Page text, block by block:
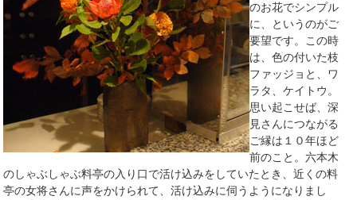
のお花でシンプル
に、というのがご
要望です。この時
は、色の付いた枝
ファッジョと、ワ
ラタ、ケイトウ。
思い起こせば、深
見さんにつながる
ご縁は１０年ほど
前のこと。六本木
のしゃぶしゃぶ料亭の入り口で活け込みをしていたとき、近くの料
亭の女将さんに声をかけられて、活け込みに伺うようになりまし